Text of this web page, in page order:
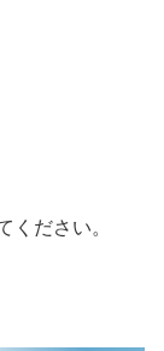
ください。